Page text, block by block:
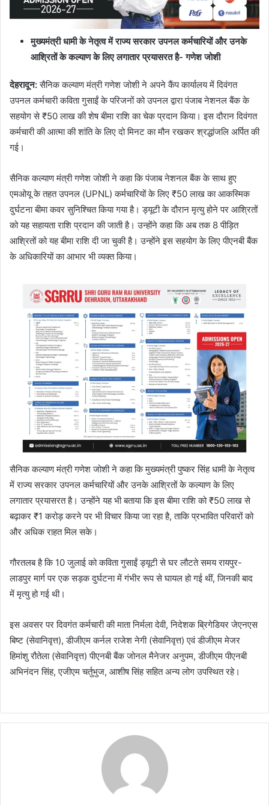
मुख्यमंत्री धामी के नेतृत्व में राज्य सरकार उपनल कर्मचारियों और उनके
आश्रितों के कल्याण के लिए लगातार प्रयासरत है- गणेश जोशी
देहरादून:सैनिक कल्याण मंत्री गणेश जोशी ने अपने कैंप कार्यालय में दिवंगत
उपनल कर्मचारी कविता गुसाईं के परिजनों को उपनल द्वारा पंजाब नेशनल बैंक के
सहयोग से ₹50 लाख की शेष बीमा राशि का चेक प्रदान किया। इस दौरान दिवंगत
कर्मचारी की आत्मा की शांति के लिए दो मिनट का मौन रखकर श्रद्धांजलि अर्पित की
गई।
सैनिक कल्याण मंत्री गणेश जोशी ने कहा कि पंजाब नेशनल बैंक के साथ हुए
एमओयू के तहत उपनल (UPNL) कर्मचारियों के लिए ₹50 लाख का आकस्मिक
दुर्घटना बीमा कवर सुनिश्चित किया गया है। ड्यूटी के दौरान मृत्यु होने पर आश्रितों
को यह सहायता राशि प्रदान की जाती है। उन्होंने कहा कि अब तक 8 पीड़ित
आश्रितों को यह बीमा राशि दी जा चुकी है। उन्होंने इस सहयोग के लिए पीएनबी बैंक
के अधिकारियों का आभार भी व्यक्त किया।
सैनिक कल्याण मंत्री गणेश जोशी ने कहा कि मुख्यमंत्री पुष्कर सिंह धामी के नेतृत्व
में राज्य सरकार उपनल कर्मचारियों और उनके आश्रितों के कल्याण के लिए
लगातार प्रयासरत है। उन्होंने यह भी बताया कि इस बीमा राशि को ₹50 लाख से
बढ़ाकर ₹1 करोड़ करने पर भी विचार किया जा रहा है, ताकि प्रभावित परिवारों को
और अधिक राहत मिल सके।
गौरतलब है कि 10 जुलाई को कविता गुसाईं ड्यूटी से घर लौटते समय रायपुर-
लाडपुर मार्ग पर एक सड़क दुर्घटना में गंभीर रूप से घायल हो गई थीं, जिनकी बाद
में मृत्यु हो गई थी।
इस अवसर पर दिवगंत कर्मचारी की माता निर्मला देवी, निदेशक ब्रिगेडियर जेएनएस
बिष्ट (सेवानिवृत्त), डीजीएम कर्नल राजेश नेगी (सेवानिवृत्त) एवं डीजीएम मेजर
हिमांशु रौतेला (सेवानिवृत्त) पीएनबी बैंक जोनल मैनेजर अनुपम, डीजीएम पीएनबी
अभिनंदन सिंह, एजीएम चर्तुभुज, आशीष सिंह सहित अन्य लोग उपस्थित रहे।